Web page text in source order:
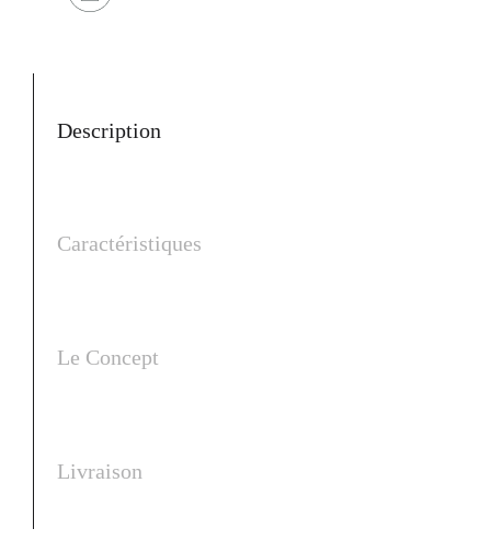
Description
Caractéristiques
Le Concept
Livraison